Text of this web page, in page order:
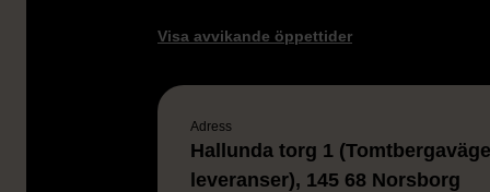
Visa avvikande öppettider
Adress
Hallunda torg 1
leveranser), 145 68 Norsborg